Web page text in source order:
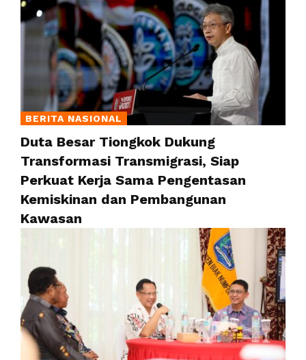
BERITA NASIONAL
Duta Besar Tiongkok Dukung
Transformasi Transmigrasi, Siap
Perkuat Kerja Sama Pengentasan
Kemiskinan dan Pembangunan
Kawasan